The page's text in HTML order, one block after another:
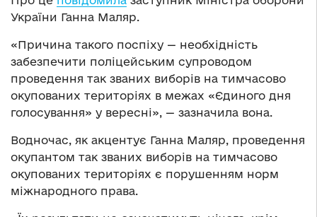
України Ганна Маляр.
«Причина такого поспіху — необхідність
забезпечити поліцейським супроводом
проведення так званих виборів на тимчасово
окупованих територіях в межах «Єдиного дня
голосування» у вересні», — зазначила вона.
Водночас, як акцентує Ганна Маляр, проведення
окупантом так званих виборів на тимчасово
окупованих територіях є порушенням норм
міжнародного права.